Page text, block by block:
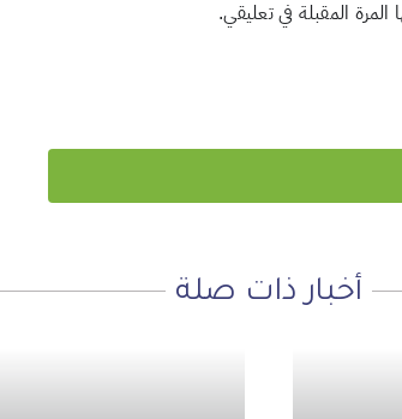
المقبلة في تعليقي.
أخبار ذات صلة